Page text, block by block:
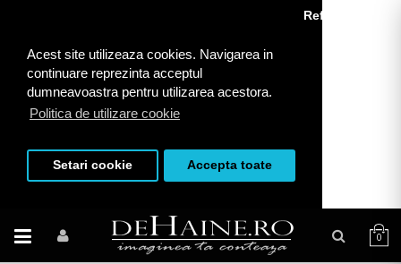
Acest site utilizeaza cookies. Navigarea in
continuare reprezinta acceptul
dumneavoastra pentru utilizarea acestora.
Politica de utilizare cookie
Refuza toate
Setari cookie Accepta toate
0